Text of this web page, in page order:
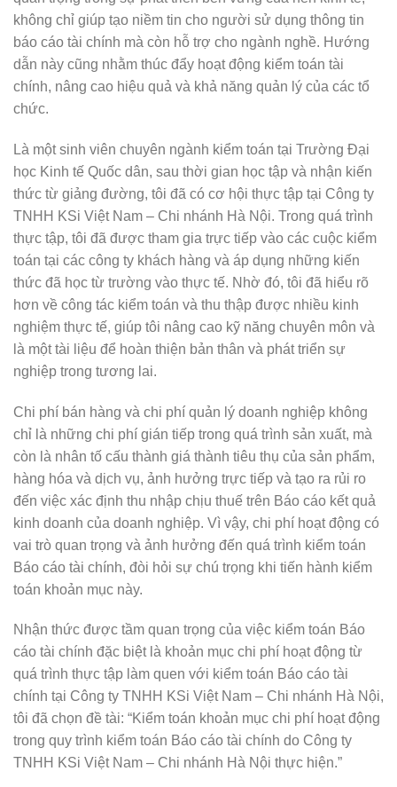
không chỉ giúp tạo niềm tin cho người sử dụng thông tin
báo cáo tài chính mà còn hỗ trợ cho ngành nghề. Hướng
dẫn này cũng nhằm thúc đẩy hoạt động kiểm toán tài
chính, nâng cao hiệu quả và khả năng quản lý của các tổ
chức.
Là một sinh viên chuyên ngành kiểm toán tại Trường Đại
học Kinh tế Quốc dân, sau thời gian học tập và nhận kiến
thức từ giảng đường, tôi đã có cơ hội thực tập tại Công ty
TNHH KSi Việt Nam – Chi nhánh Hà Nội. Trong quá trình
thực tập, tôi đã được tham gia trực tiếp vào các cuộc kiểm
toán tại các công ty khách hàng và áp dụng những kiến
thức đã học từ trường vào thực tế. Nhờ đó, tôi đã hiểu rõ
hơn về công tác kiểm toán và thu thập được nhiều kinh
nghiệm thực tế, giúp tôi nâng cao kỹ năng chuyên môn và
là một tài liệu để hoàn thiện bản thân và phát triển sự
nghiệp trong tương lai.
Chi phí bán hàng và chi phí quản lý doanh nghiệp không
chỉ là những chi phí gián tiếp trong quá trình sản xuất, mà
còn là nhân tố cấu thành giá thành tiêu thụ của sản phẩm,
hàng hóa và dịch vụ, ảnh hưởng trực tiếp và tạo ra rủi ro
đến việc xác định thu nhập chịu thuế trên Báo cáo kết quả
kinh doanh của doanh nghiệp. Vì vậy, chi phí hoạt động có
vai trò quan trọng và ảnh hưởng đến quá trình kiểm toán
Báo cáo tài chính, đòi hỏi sự chú trọng khi tiến hành kiểm
toán khoản mục này.
Nhận thức được tầm quan trọng của việc kiểm toán Báo
cáo tài chính đặc biệt là khoản mục chi phí hoạt động từ
quá trình thực tập làm quen với kiểm toán Báo cáo tài
chính tại Công ty TNHH KSi Việt Nam – Chi nhánh Hà Nội,
tôi đã chọn đề tài: “Kiểm toán khoản mục chi phí hoạt động
trong quy trình kiểm toán Báo cáo tài chính do Công ty
TNHH KSi Việt Nam – Chi nhánh Hà Nội thực hiện.”